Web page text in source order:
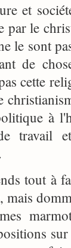
et
par le
le sont
de
cette
à
travail
tout à
mais